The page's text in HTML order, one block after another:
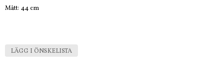
Mått: 44 cm
LÄGG I ÖNSKELISTA